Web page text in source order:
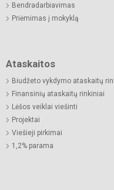
Bendradarbiavimas
Priėmimas į mokyklą
Ataskaitos
Biudžeto vykdymo ataskaitų
Finansinių ataskaitų rinkiniai
Lėšos veiklai viešinti
Projektai
Viešieji pirkimai
1,2% parama